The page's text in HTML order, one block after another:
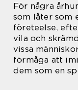
För några
som låter som
företeelse,
vila och
vissa
förmåga att
dem som en